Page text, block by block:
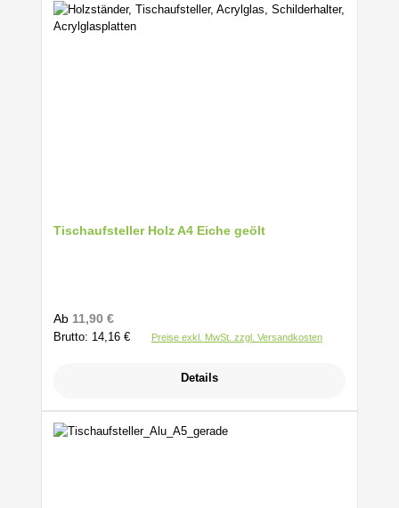
Tischaufsteller Holz A4 Eiche geölt
Regulärer Preis:
Ab 11,90 €
Brutto: 14,16 € Preise exkl. MwSt. zzgl. Versandkosten
Details